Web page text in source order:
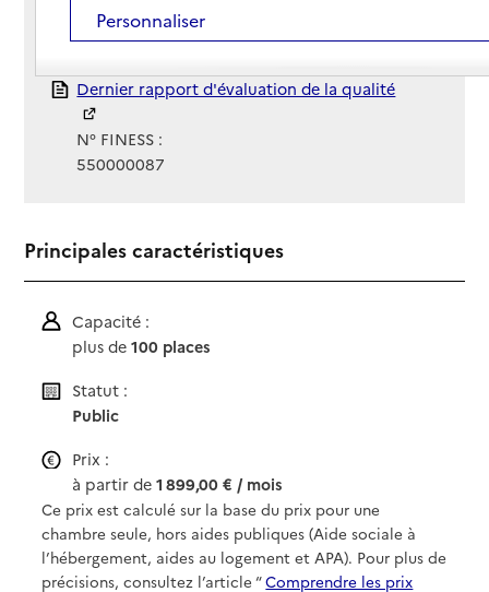
Site Internet
Site internet non renseigné
Gestionnaire :
Rapport HAS
Dernier rapport d'évaluation de la qualité
N° FINESS :
550000087
Principales caractéristiques
Capacité :
plus de100 places
Statut :
Public
Prix :
à partir de1 899,00 € / mois
Ce prix est calculé sur la base du prix pour une
chambre seule, hors aides publiques (Aide sociale à
l’hébergement, aides au logement et APA). Pour plus de
précisions, consultez l’article “Comprendre les prix
Personnaliser